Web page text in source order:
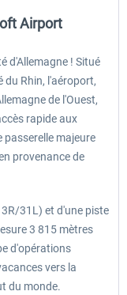
Airport
d'Allemagne ! Situé
du Rhin, l'aéroport,
de l'Ouest,
rapide aux
passerelle majeure
provenance de
31L) et d'une piste
3 815 mètres
d'opérations
vers la
du monde.